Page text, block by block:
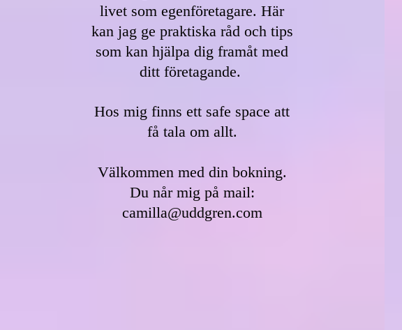
livet som egenföretagare. Här
kan jag ge praktiska råd och tips
som kan hjälpa dig framåt med
ditt företagande.
Hos mig finns ett safe space att
få tala om allt.
Välkommen med din bokning.
Du når mig på mail:
camilla@uddgren.com